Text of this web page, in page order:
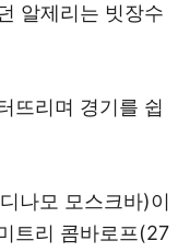
알제리는 빗장수
뜨리며 경기를 쉽
나모 모스크바)이
트리 콤바로프(27